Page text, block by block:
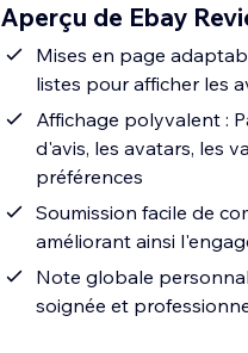
Aperçu de Ebay
Mises en page
listes pour afficher les
Affichage polyvalent :
d'avis, les avatars, les
préférences
Soumission facile de
améliorant ainsi
Note globale
soignée et